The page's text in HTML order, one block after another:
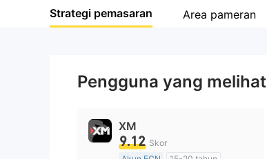
9 7
8
9
Strategi pemasaran Area pameran
Pengguna yang melihat
XM
9.12 Skor